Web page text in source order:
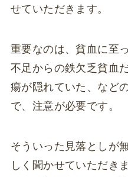
せていただきます。
重要なのは、貧血に至
不足からの鉄欠乏貧血
瘍が隠れていた、など
で、注意が必要です。
そういった見落としが
しく聞かせていただき